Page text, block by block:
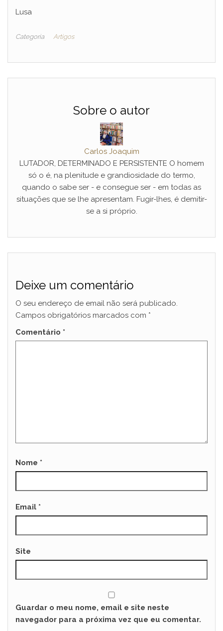
Lusa
Categoria Artigos
Sobre o autor
Carlos Joaquim
LUTADOR, DETERMINADO E PERSISTENTE O homem
só o é, na plenitude e grandiosidade do termo,
quando o sabe ser - e consegue ser - em todas as
situações que se lhe apresentam. Fugir-lhes, é demitir-
se a si próprio.
Deixe um comentário
O seu endereço de email não será publicado.
Campos obrigatórios marcados com *
Comentário *
Nome *
Email *
Site
Guardar o meu nome, email e site neste
navegador para a próxima vez que eu comentar.